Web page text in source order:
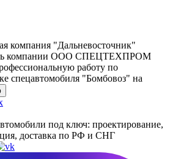
компания "Дальневосточник"
компании ООО СПЕЦТЕХПРОМ
работу по
спецавтомобиля "Бомбовоз" на
под ключ: проектирование,
доставка по РФ и СНГ